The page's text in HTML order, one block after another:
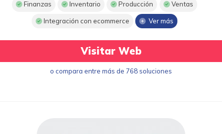
Finanzas Inventario Producción Ventas
Integración con ecommerce Ver más
Visitar Web
o compara entre más de 768 soluciones